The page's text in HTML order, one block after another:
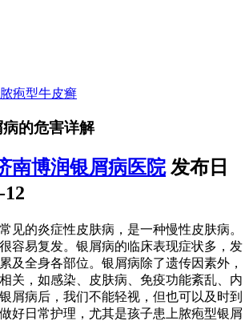
脓疱型牛皮癣
的危害详解
南博润银屑病医院发布日
12
的炎症性皮肤病，是一种慢性皮肤病。
容易复发。银屑病的临床表现症状多，发
及全身各部位。银屑病除了遗传因素外，
关，如感染、皮肤病、免疫功能紊乱、内
屑病后，我们不能轻视，但也可以及时到
好日常护理，尤其是孩子患上脓疱型银屑